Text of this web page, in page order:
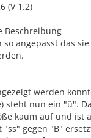
(V 1.2)
Beschreibung
so angepasst das
werden
steht nun ein "û".
kaum auf und ist
"ss" gegen "B"